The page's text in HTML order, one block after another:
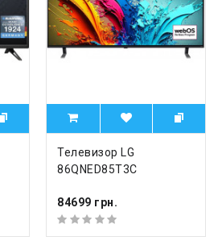
Телевизор LG
86QNED85T3C
84699 грн.